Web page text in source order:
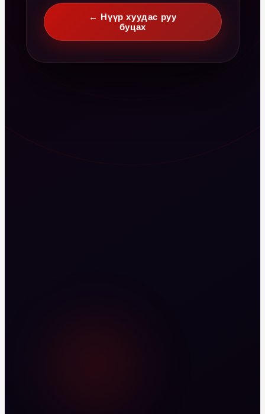
← Нүүр хуудас руу
буцах